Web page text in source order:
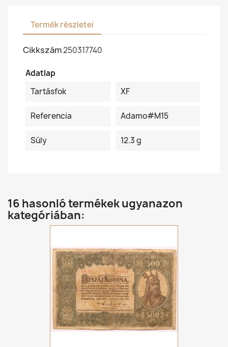
Termék részletei
Cikkszám250317740
Adatlap
Tartásfok
XF
Referencia Adamo#M15
Súly 12.3 g
16 hasonló termékek ugyanazon
kategóriában: